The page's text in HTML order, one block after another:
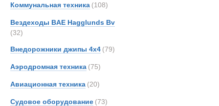
Коммунальная техника (108)
Вездеходы BAE Hagglunds Bv
(32)
Внедорожники джипы 4х4 (79)
Аэродромная техника (75)
Авиационная техника (20)
Судовое оборудование (73)